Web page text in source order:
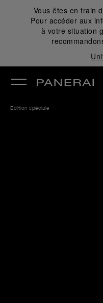
Vous êtes en train
Pour accéder aux
à votre situation
Édition spéciale